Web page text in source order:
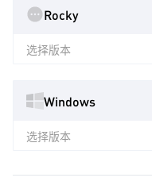
Rocky
选择版本
Windows
选择版本